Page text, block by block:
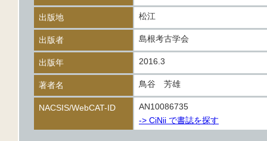
出版地 松江
出版者 島根考古学会
出版年 2016.3
著者名 鳥谷 芳雄
NACSIS/WebCAT-ID
AN10086735
-> CiNii で書誌を探す